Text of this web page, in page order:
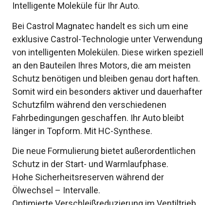
Intelligente Moleküle für Ihr Auto.
Bei Castrol Magnatec handelt es sich um eine
exklusive Castrol-Technologie unter Verwendung
von intelligenten Molekülen. Diese wirken speziell
an den Bauteilen Ihres Motors, die am meisten
Schutz benötigen und bleiben genau dort haften.
Somit wird ein besonders aktiver und dauerhafter
Schutzfilm während den verschiedenen
Fahrbedingungen geschaffen. Ihr Auto bleibt
länger in Topform. Mit HC-Synthese.
Die neue Formulierung bietet außerordentlichen
Schutz in der Start- und Warmlaufphase.
Hohe Sicherheitsreserven während der
Ölwechsel – Intervalle.